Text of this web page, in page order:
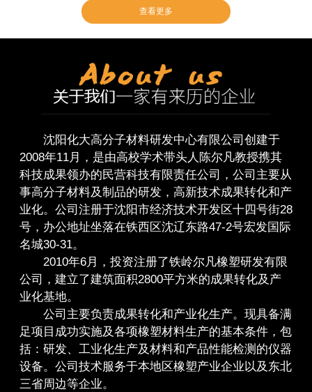
查看更多
沈阳化大高分子材料研发中心有限公司创建于
2008年11月，是由高校学术带头人陈尔凡教授携其
科技成果领办的民营科技有限责任公司，公司主要从
事高分子材料及制品的研发，高新技术成果转化和产
业化。公司注册于沈阳市经济技术开发区十四号街28
号，办公地址坐落在铁西区沈辽东路47-2号宏发国际
名城30-31。
2010年6月，投资注册了铁岭尔凡橡塑研发有限
公司，建立了建筑面积2800平方米的成果转化及产
业化基地。
公司主要负责成果转化和产业化生产。现具备满
足项目成功实施及各项橡塑材料生产的基本条件，包
括：研发、工业化生产及材料和产品性能检测的仪器
设备。公司技术服务于本地区橡塑产业企业以及东北
三省周边等企业。